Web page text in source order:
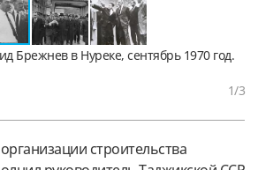
Брежнев в Нуреке, сентябрь 1970 год.
1/3
строительства